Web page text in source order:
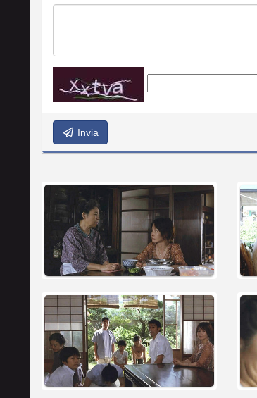
Invia